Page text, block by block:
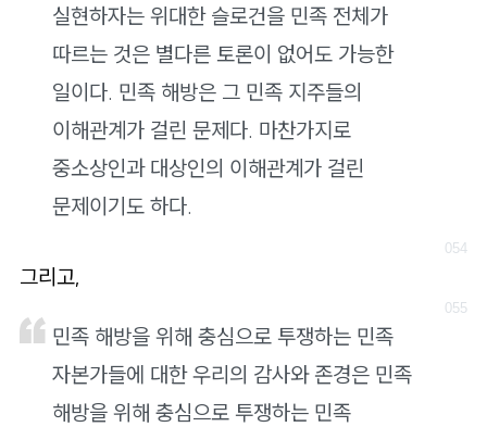
실현하자는 위대한 슬로건을 민족 전체가
따르는 것은 별다른 토론이 없어도 가능한
일이다. 민족 해방은 그 민족 지주들의
이해관계가 걸린 문제다. 마찬가지로
중소상인과 대상인의 이해관계가 걸린
문제이기도 하다.
그리고,
민족 해방을 위해 충심으로 투쟁하는 민족
자본가들에 대한 우리의 감사와 존경은 민족
해방을 위해 충심으로 투쟁하는 민족